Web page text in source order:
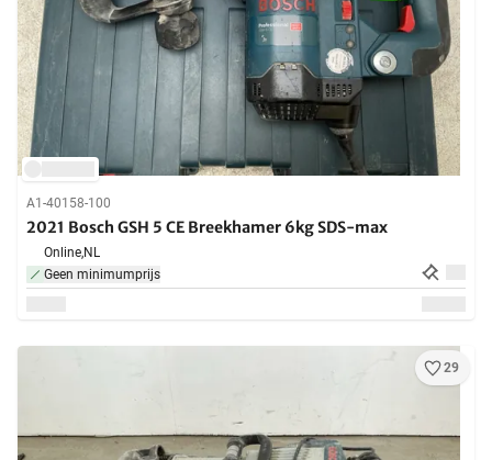
A1-40158-100
2021 Bosch GSH 5 CE Breekhamer 6kg SDS-max
Online,NL
Geen minimumprijs
29